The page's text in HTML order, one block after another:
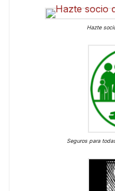
Hazte
Seguros para